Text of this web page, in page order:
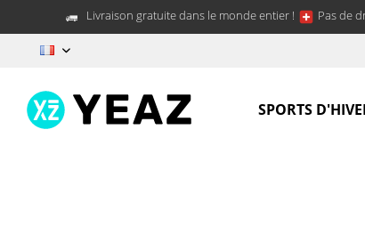
Livraison gratuite dans le monde entier ! Pas de
SPORTS